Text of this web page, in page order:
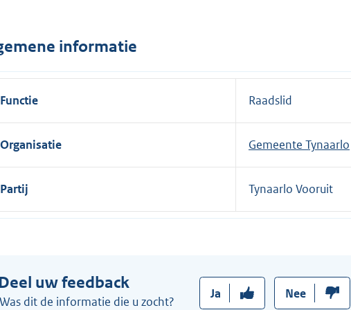
n
:
informatie
Functie Raadslid
Organisatie Gemeente Tynaarlo
Partij Tynaarlo Vooruit
uw feedback
Was dit de informatie die u zocht?
Ja Nee